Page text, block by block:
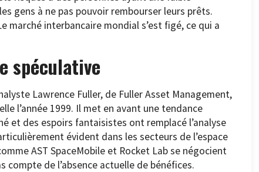
gens à ne pas pouvoir rembourser leurs prêts.
marché interbancaire mondial s’est figé, ce qui a
spéculative
Lawrence Fuller, de Fuller Asset Management,
l’année 1999. Il met en avant une tendance
et des espoirs fantaisistes ont remplacé l’analyse
évident dans les secteurs de l’espace
AST SpaceMobile et Rocket Lab se négocient
de l’absence actuelle de bénéfices.